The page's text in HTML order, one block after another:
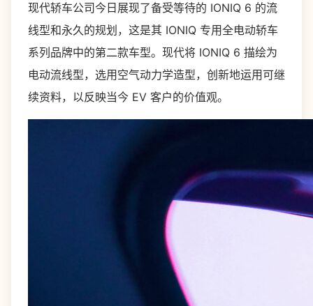
现代轿车公司今日展现了备受等待的 IONIQ 6 的流
线型和永久的规划，这是其 IONIQ 专用全电动轿车
系列品牌中的第二款车型。现代将 IONIQ 6 描绘为
电动流线型，选用空气动力学造型，创新地运用可继
续资料，以反映当今 EV 客户的价值观。